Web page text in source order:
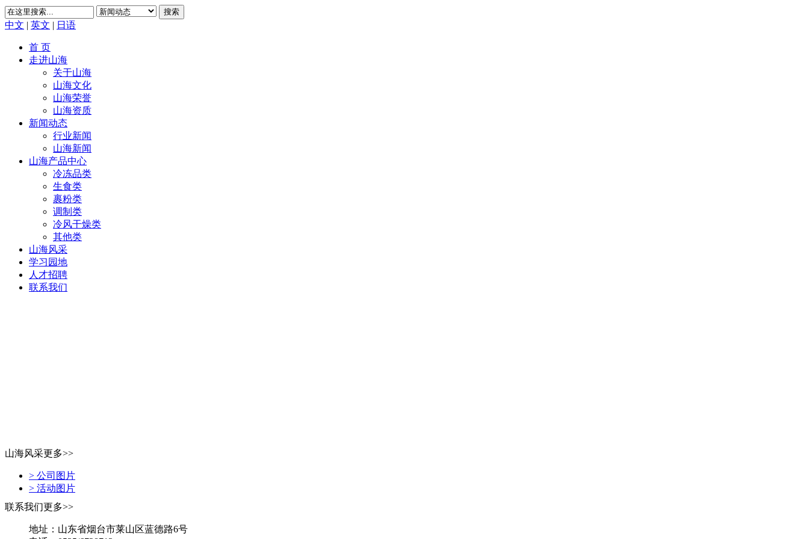
搜索
中文 | 英文 | 日语
首 页
走进山海
关于山海
山海文化
山海荣誉
山海资质
新闻动态
行业新闻
山海新闻
山海产品中心
冷冻品类
生食类
裹粉类
调制类
冷风干燥类
其他类
山海风采
学习园地
人才招聘
联系我们
山海风采更多>>
> 公司图片
> 活动图片
联系我们更多>>
地址：山东省烟台市莱山区蓝德路6号